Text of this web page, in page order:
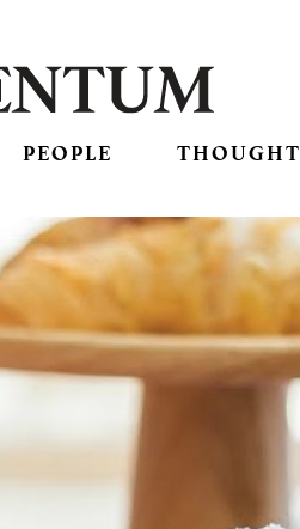
PEOPLE THOUGHT